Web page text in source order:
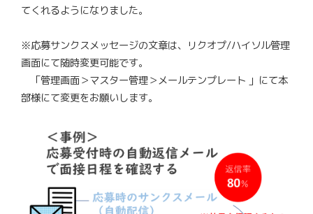
てくれるようになりました。
​※応募サンクスメッセージの文章は、リクオプ/ハイソル管理
画面にて随時変更可能です。
「管理画面＞マスター管理＞メールテンプレート 」にて本
部様にて変更をお願いします。